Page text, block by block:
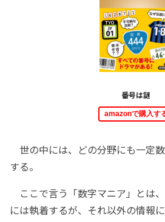
番号は謎
amazonで購入す
世の中には、どの分野にも一定
する。
ここで言う「数字マニア」とは
には執着するが、それ以外の情報